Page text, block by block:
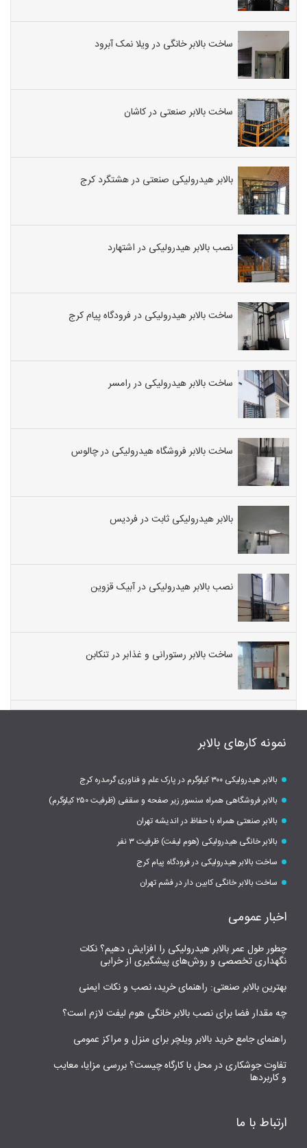
ساخت بالابر خانگی در ویلا نمک آبرود
ساخت بالابر صنعتی در کاشان
بالابر هیدرولیکی صنعتی در هشتگرد کرج
نصب بالابر هیدرولیکی در اشتهارد
ساخت بالابر هیدرولیکی در فرودگاه پیام کرج
ساخت بالابر هیدرولیکی در رامسر
ساخت بالابر فروشگاه هیدرولیکی در چالوس
بالابر هیدرولیکی ثابت در فردیس
نصب بالابر هیدرولیکی در آبیک قزوین
ساخت بالابر رستورانی و غذابر در تنکابن
نمونه کارهای بالابر
بالابر هیدرولیکی ۳۰۰ کیلوگرم در پارک علم و فناوری گرمدره کرج
بالابر فروشگاهی همراه سنسور زیر صفحه و سقفی (ظرفیت ۲۵۰ کیلوگرم)
بالابر صنعتی همراه با حفاظ در اندیشه تهران
بالابر خانگی هیدرولیکی (هوم لیفت) ظرفیت ۳ نفر
ساخت بالابر هیدرولیکی در فرودگاه پیام کرج
ساخت بالابر خانگی کابین دار در فشم تهران
اخبار عمومی
چطور طول عمر بالابر هیدرولیکی را افزایش دهیم؟ نکات
نگهداری تخصصی و روش‌های پیشگیری از خرابی
بهترین بالابر صنعتی: راهنمای خرید، نصب و نکات ایمنی
چه مقدار فضا برای نصب بالابر خانگی هوم لیفت لازم است؟
راهنمای جامع خرید بالابر ویلچر برای منزل و مراکز عمومی
تفاوت جوشکاری در محل با کارگاه چیست؟ بررسی مزایا، معایب
و کاربردها
ارتباط با ما